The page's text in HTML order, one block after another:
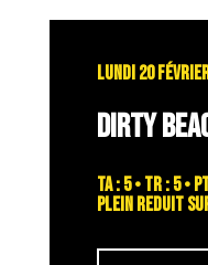
LUNDI 20
DIRTY
TA : 5 • TR : 5 •
plein reduit